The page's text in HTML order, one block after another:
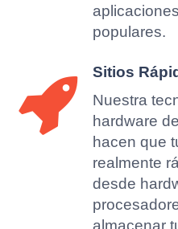
populares.
Sitios
Nuestra
hardware de
hacen que
realmente
desde
almacenar